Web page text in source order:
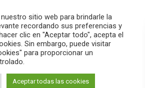
search menu pause PLAY
sitio web para brindarle la
recordando sus preferencias y
clic en "Aceptar todo", acepta el
Sin embargo, puede visitar
para proporcionar un
Aceptar todas las cookies